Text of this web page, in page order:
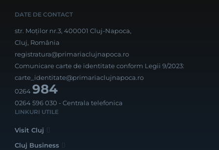
DATE DE CONTACT
str. Moților nr.3, 400001 Cluj-Napoca,
Cluj, România
registratura@primariaclujnapoca.ro
Comunicare carte de identitate conform Legii 9/2023:
carte_identitate@primariaclujnapoca.ro
0264984
0264 596 030 - Centrala telefonica
LINKURI UTILE
Visit Cluj
Cluj Business